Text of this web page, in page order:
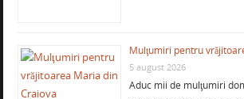
Mulţumiri pentru
5 august 2026
Aduc mii de mulţumiri